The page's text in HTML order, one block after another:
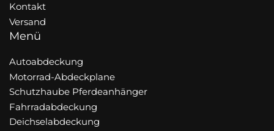
Kontakt
Versand
Menü
Autoabdeckung
Motorrad-Abdeckplane
Schutzhaube Pferdeanhänger
Fahrradabdeckung
Deichselabdeckung